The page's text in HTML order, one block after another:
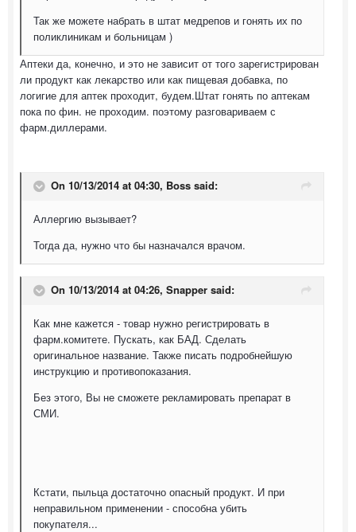
Так же можете набрать в штат медрепов и гонять их по
поликлиникам и больницам )
Аптеки да, конечно, и это не зависит от того зарегистрирован
ли продукт как лекарство или как пищевая добавка, по
логигие для аптек проходит, будем.Штат гонять по аптекам
пока по фин. не проходим. поэтому разговариваем с
фарм.диллерами.
On 10/13/2014 at 04:30, Boss said:
Аллергию вызывает?
Тогда да, нужно что бы назначался врачом.
On 10/13/2014 at 04:26, Snapper said:
Как мне кажется - товар нужно регистрировать в
фарм.комитете. Пускать, как БАД. Сделать
оригинальное название. Также писать подробнейшую
инструкцию и противопоказания.
Без этого, Вы не сможете рекламировать препарат в
СМИ.
Кстати, пыльца достаточно опасный продукт. И при
неправильном применении - способна убить
покупателя...